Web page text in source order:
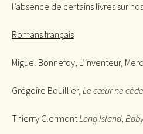
l’absence de certains livres sur
Romans français
Miguel Bonnefoy, L’inventeur,
Grégoire Bouillier, Le cœur ne
Thierry ClermontLong Island,